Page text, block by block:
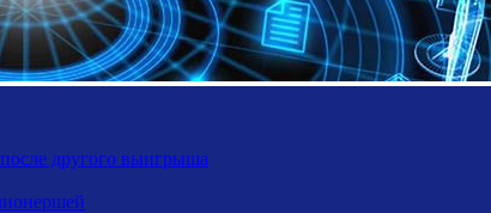
другого выигрыша